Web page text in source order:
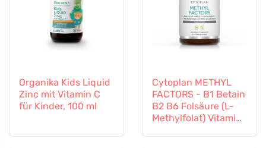
Organika Kids Liquid
Zinc mit Vitamin C
für Kinder, 100 ml
Cytoplan METHYL
FACTORS - B1 Betain
B2 B6 Folsäure (L-
Methylfolat) Vitamin